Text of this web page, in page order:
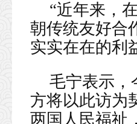
“近年来，
朝传统友好合
实实在在的利
毛宁表示，
方将以此访为
两国人民福祉